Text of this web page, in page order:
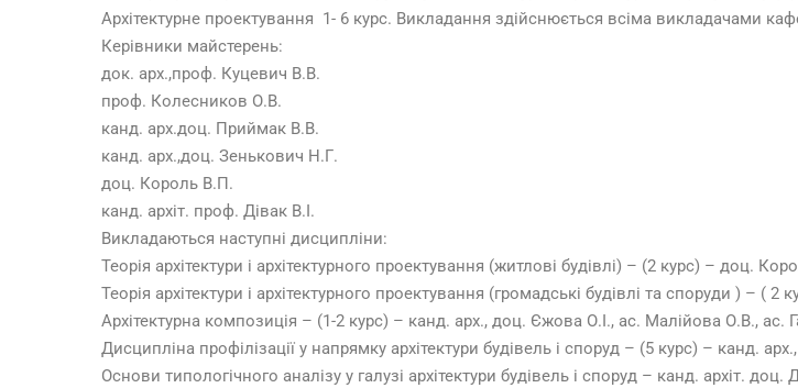
Архітектурне проектування 1- 6 курс. Викладання здійснюється всіма викладачами
Керівники майстерень:
док. арх.,проф. Куцевич В.В.
проф. Колесников О.В.
канд. арх.доц. Приймак В.В.
канд. арх.,доц. Зенькович Н.Г.
доц. Король В.П.
канд. архіт. проф. Дівак В.І.
Викладаються наступні дисципліни:
Теорія архітектури і архітектурного проектування (житлові будівлі) – (2 курс) – доц.
Теорія архітектури і архітектурного проектування (громадські будівлі та споруди )
Архітектурна композиція – (1-2 курс) – канд. арх., доц. Єжова О.І., ас. Малійова О.В., ас.
Дисципліна профілізації у напрямку архітектури будівель і споруд – (5 курс) – канд.
Основи типологічного аналізу у галузі архітектури будівель і споруд – канд. архіт. доц.